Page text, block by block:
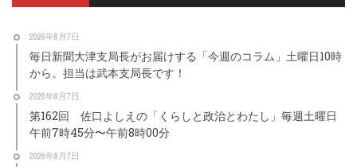
2026年8月7日
毎日新聞大津支局長がお届けする「今週のコラム」土曜日10時
から。担当は武本支局長です！
2026年8月7日
第162回 佐口よしえの「くらしと政治とわたし」毎週土曜日
午前7時45分〜午前8時00分
2026年8月7日